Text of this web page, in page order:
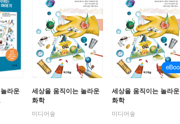
라운
세상을 움직이는 놀라운
화학
미디어숲
세상을 움직이는 놀라운
화학
미디어숲